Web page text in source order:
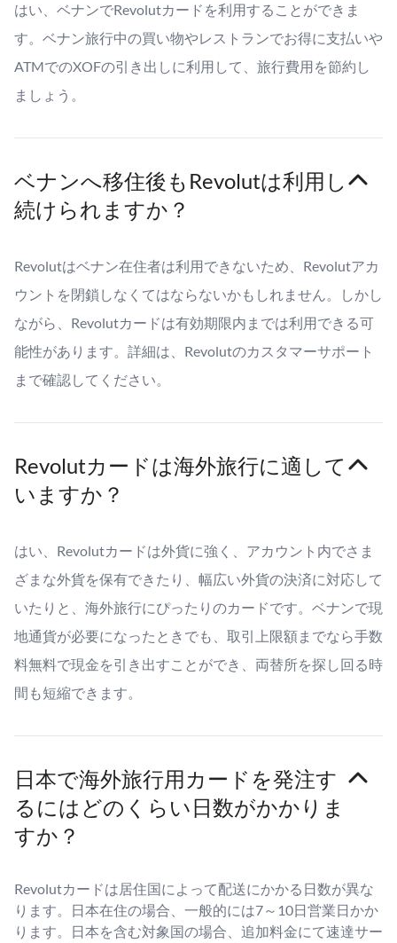
はい、ベナンでRevolutカードを利用することができま
す。ベナン旅行中の買い物やレストランでお得に支払いや
ATMでのXOFの引き出しに利用して、旅行費用を節約し
ましょう。
ベナンへ移住後もRevolutは利用し
続けられますか？
Revolutはベナン在住者は利用できないため、Revolutアカ
ウントを閉鎖しなくてはならないかもしれません。しかし
ながら、Revolutカードは有効期限内までは利用できる可
能性があります。詳細は、Revolutのカスタマーサポート
まで確認してください。
Revolutカードは海外旅行に適して
いますか？
はい、Revolutカードは外貨に強く、アカウント内でさま
ざまな外貨を保有できたり、幅広い外貨の決済に対応して
いたりと、海外旅行にぴったりのカードです。ベナンで現
地通貨が必要になったときでも、取引上限額までなら手数
料無料で現金を引き出すことができ、両替所を探し回る時
間も短縮できます。
日本で海外旅行用カードを発注す
るにはどのくらい日数がかかりま
すか？
Revolutカードは居住国によって配送にかかる日数が異な
ります。日本在住の場合、一般的には7～10日営業日かか
ります。日本を含む対象国の場合、追加料金にて速達サー